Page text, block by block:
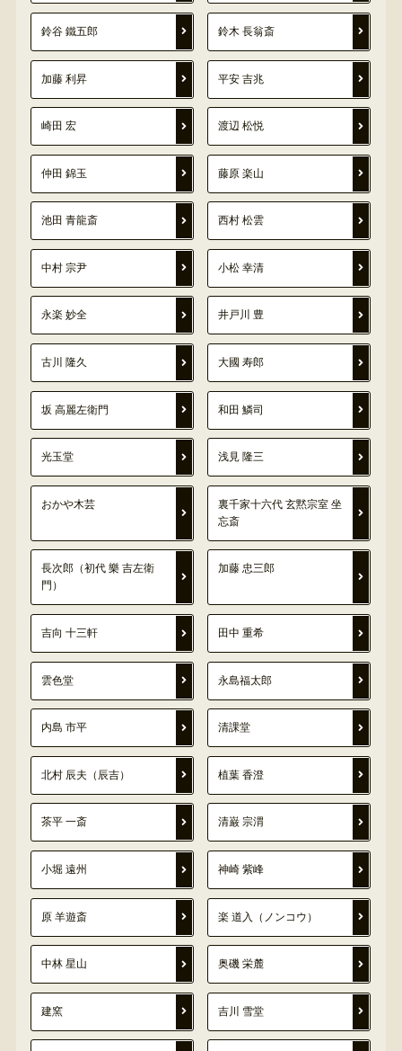
鈴谷 鐵五郎 鈴木 長翁斎
加藤 利昇 平安 吉兆
崎田 宏 渡辺 松悦
仲田 錦玉 藤原 楽山
池田 青龍斎 西村 松雲
中村 宗尹 小松 幸清
永楽 妙全 井戸川 豊
古川 隆久 大國 寿郎
坂 高麗左衛門 和田 鱗司
光玉堂 浅見 隆三
おかや木芸
裏千家十六代 玄黙宗室 坐
忘斎
長次郎（初代 樂 吉左衛
門）
加藤 忠三郎
吉向 十三軒 田中 重希
雲色堂 永島福太郎
内島 市平 清課堂
北村 辰夫（辰吉） 植葉 香澄
茶平 一斎 清巌 宗渭
小堀 遠州 神崎 紫峰
原 羊遊斎 楽 道入（ノンコウ）
中林 星山 奥磯 栄麓
建窯 吉川 雪堂